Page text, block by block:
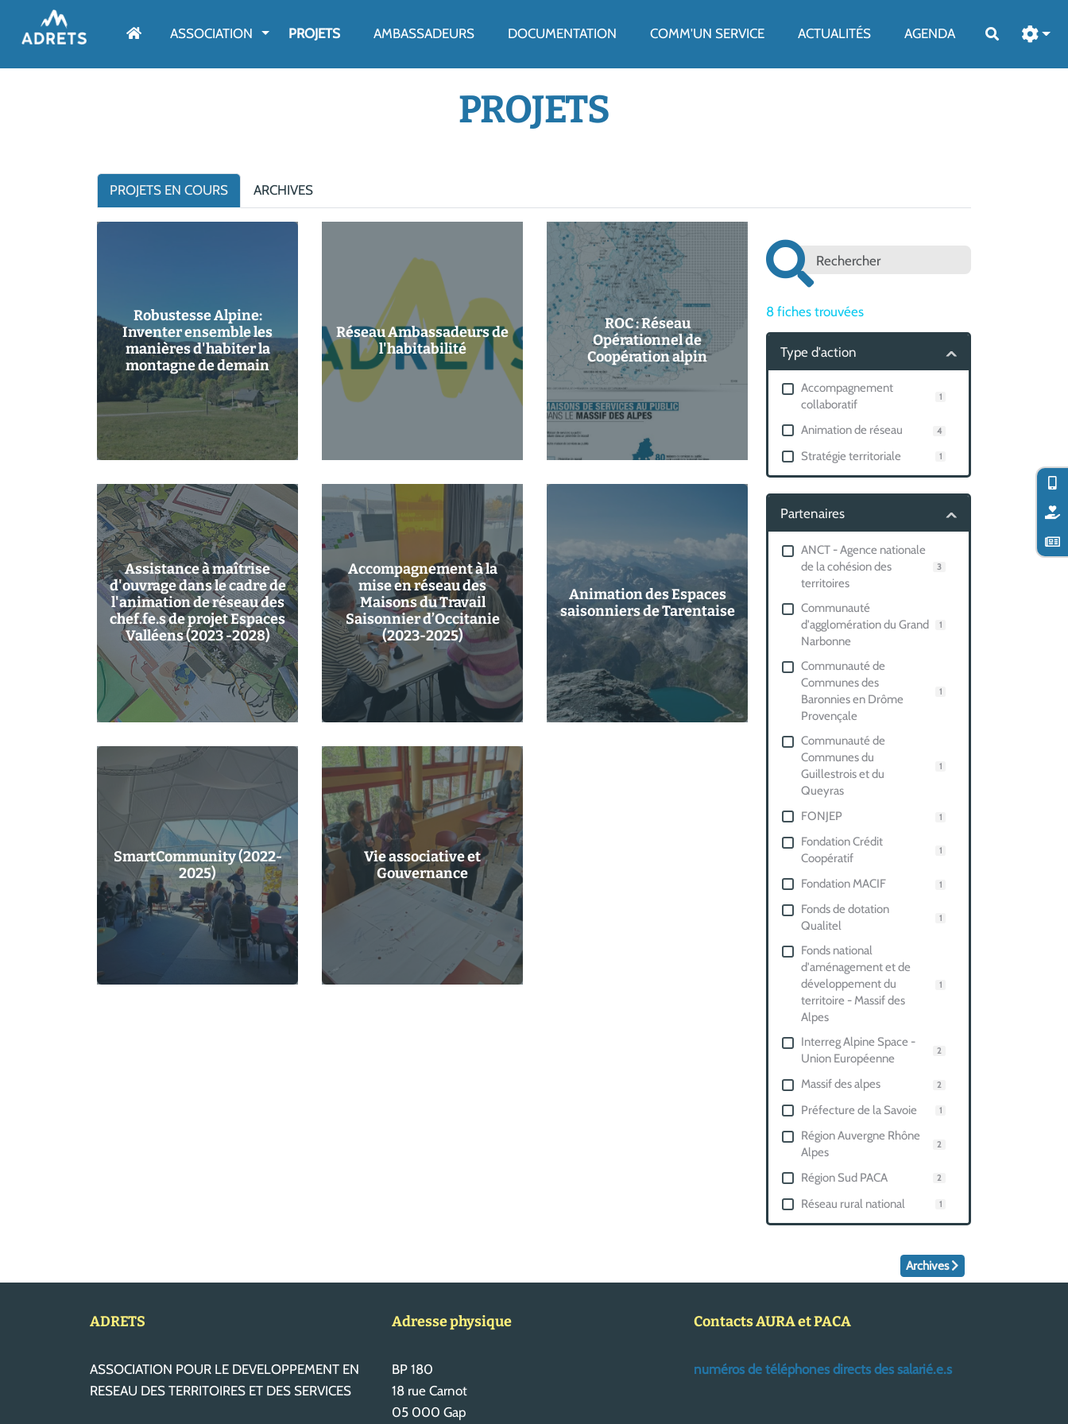
ASSOCIATION AFFICHER LE MENU
PROJETS AMBASSADEURS DOCUMENTATION COMM'UN SERVICE ACTUALITÉS AGENDA Rechercher
PROJETS
PROJETS EN COURS ARCHIVES
8fiches trouvées
Type d'action
Accompagnement
collaboratif
1
Animation de réseau 4
Stratégie territoriale 1
Partenaires
ANCT - Agence nationale
de la cohésion des
territoires
3
Communauté
d'agglomération du Grand
Narbonne
1
Communauté de
Communes des
Baronnies en Drôme
Provençale
1
Communauté de
Communes du
Guillestrois et du
Queyras
1
FONJEP 1
Fondation Crédit
Coopératif
1
Fondation MACIF 1
Fonds de dotation
Qualitel
1
Fonds national
d'aménagement et de
développement du
territoire - Massif des
Alpes
1
Interreg Alpine Space -
Union Européenne
2
Massif des alpes 2
Préfecture de la Savoie 1
Région Auvergne Rhône
Alpes
2
Région Sud PACA 2
Réseau rural national 1
Robustesse Alpine:
Inventer ensemble les
manières d'habiter la
montagne de demain
Réseau Ambassadeurs de
l'habitabilité
ROC : Réseau
Opérationnel de
Coopération alpin
Assistance à maîtrise
d'ouvrage dans le cadre de
l'animation de réseau des
chef.fe.s de projet Espaces
Valléens (2023 -2028)
Accompagnement à la
mise en réseau des
Maisons du Travail
Saisonnier d’Occitanie
(2023-2025)
Animation des Espaces
saisonniers de Tarentaise
SmartCommunity (2022-
2025)
Vie associative et
Gouvernance
Archives
ADRETS
ASSOCIATION POUR LE DEVELOPPEMENT EN
RESEAU DES TERRITOIRES ET DES SERVICES
Adresse physique
BP 180
18 rue Carnot
05 000 Gap
Contacts AURA et PACA
numéros de téléphones directs des salarié.e.s